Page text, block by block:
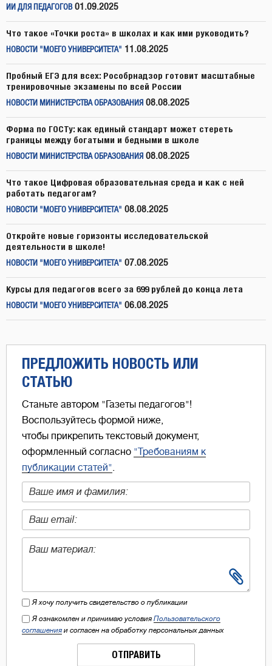
ИИ ДЛЯ ПЕДАГОГОВ 01.09.2025
Что такое «Точки роста» в школах и как ими руководить?
НОВОСТИ "МОЕГО УНИВЕРСИТЕТА" 11.08.2025
Пробный ЕГЭ для всех: Рособрнадзор готовит масштабные
тренировочные экзамены по всей России
НОВОСТИ МИНИСТЕРСТВА ОБРАЗОВАНИЯ 08.08.2025
Форма по ГОСТу: как единый стандарт может стереть
границы между богатыми и бедными в школе
НОВОСТИ МИНИСТЕРСТВА ОБРАЗОВАНИЯ 08.08.2025
Что такое Цифровая образовательная среда и как с ней
работать педагогам?
НОВОСТИ "МОЕГО УНИВЕРСИТЕТА" 08.08.2025
Откройте новые горизонты исследовательской
деятельности в школе!
НОВОСТИ "МОЕГО УНИВЕРСИТЕТА" 07.08.2025
Курсы для педагогов всего за 699 рублей до конца лета
НОВОСТИ "МОЕГО УНИВЕРСИТЕТА" 06.08.2025
ПРЕДЛОЖИТЬ НОВОСТЬ ИЛИ
СТАТЬЮ
Станьте автором "Газеты педагогов"!
Воспользуйтесь формой ниже,
чтобы прикрепить текстовый документ,
оформленный согласно "Требованиям к
публикации статей"
Я хочу получить свидетельство о публикации
Я ознакомлен и принимаю условия Пользовательского
соглашения и согласен на обработку персональных данных
ОТПРАВИТЬ